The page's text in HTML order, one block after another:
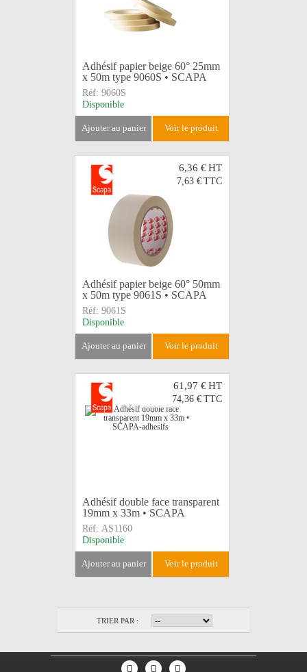
Adhésif papier beige 60° 25mm
x 50m type 9060S • SCAPA
Réf: 9060S
Disponible
ajouter au panier voir le produit
6,36 €HT
7,63 € TTC
Adhésif papier beige 60° 50mm
x 50m type 9061S • SCAPA
Réf: 9061S
Disponible
ajouter au panier voir le produit
61,97 €HT
74,36 € TTC
Adhésif double face transparent
19mm x 33m • SCAPA
Réf: AS1160
Disponible
ajouter au panier voir le produit
TRIER PAR :